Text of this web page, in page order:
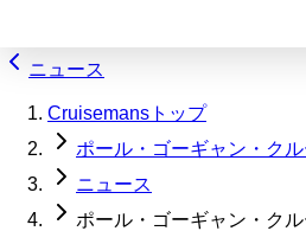
ニュース
Cruisemansトップ
ポール・ゴーギャン・ク
ニュース
ポール・ゴーギャン・ク